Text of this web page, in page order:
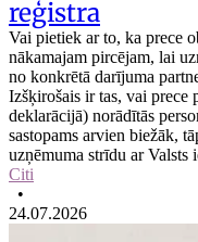
reģistra
Vai pietiek ar to, ka prece
nākamajam pircējam, lai
no konkrētā darījuma
Izšķirošais ir tas, vai prece
deklarācijā) norādītās
sastopams arvien biežāk,
uzņēmuma strīdu ar Valsts
Citi
•
24.07.2026